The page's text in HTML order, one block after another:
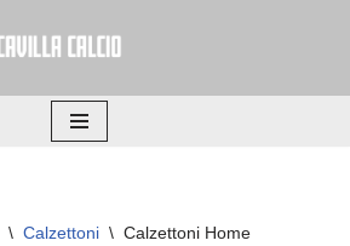
\ Calzettoni \ Calzettoni Home